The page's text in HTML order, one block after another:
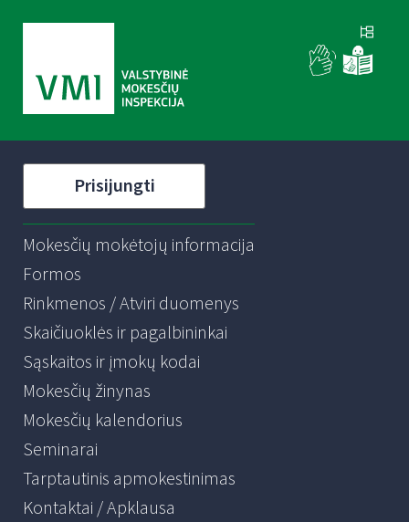
Prisijungti
Mokesčių mokėtojų informacija
Formos
Rinkmenos / Atviri duomenys
Skaičiuoklės ir pagalbininkai
Sąskaitos ir įmokų kodai
Mokesčių žinynas
Mokesčių kalendorius
Seminarai
Tarptautinis apmokestinimas
Kontaktai / Apklausa